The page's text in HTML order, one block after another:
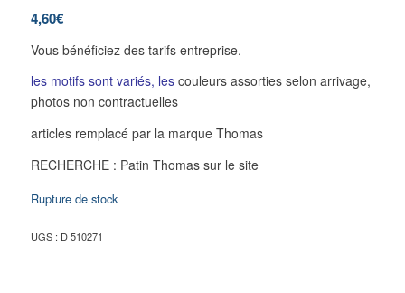
4,60€
Vous bénéficiez des tarifs entreprise.
les motifs sont variés, les couleurs assorties selon arrivage,
photos non contractuelles
articles remplacé par la marque Thomas
RECHERCHE : Patin Thomas sur le site
Rupture de stock
UGS : D 510271